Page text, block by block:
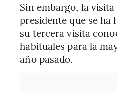
Sin embargo, la
presidente que se ha
su tercera visita
habituales para la
año pasado.